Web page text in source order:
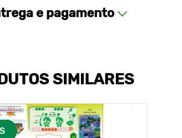
e pagamento
SIMILARES